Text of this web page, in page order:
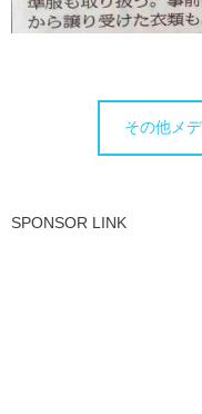
その他メ
SPONSOR LINK